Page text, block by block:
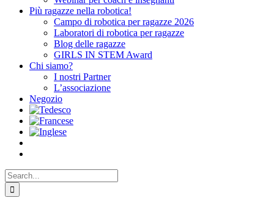
Più ragazze nella robotica!
Campo di robotica per ragazze 2026
Laboratori di robotica per ragazze
Blog delle ragazze
GIRLS IN STEM Award
Chi siamo?
I nostri Partner
L’associazione
Negozio
Search
for: